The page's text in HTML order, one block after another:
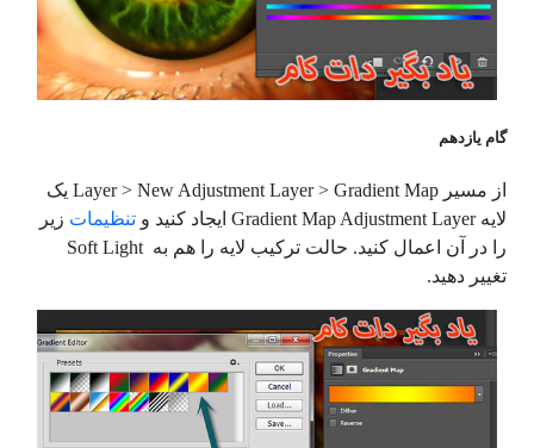
گام یازدهم
از مسیر
یک
لایهGradient Map Adjustment Layer ایجاد کنید و تنظیمات زیر
را در آن اعمال کنید. حالت ترکیب لایه را هم به Soft Light
تغییر دهید.